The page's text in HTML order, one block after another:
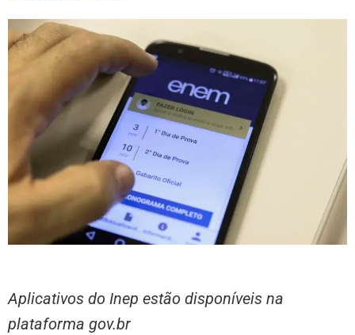
Aplicativos do Inep estão disponíveis na
plataforma gov.br